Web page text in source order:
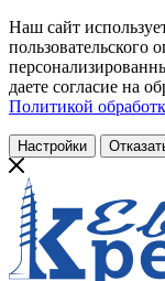
Наш сайт
пользовательского
даете согласие на
Политикой
Настройки